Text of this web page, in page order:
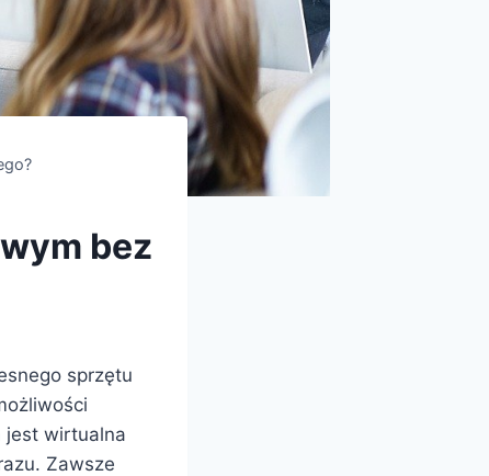
bez
sprzętu
jest wirtualna
Zawsze